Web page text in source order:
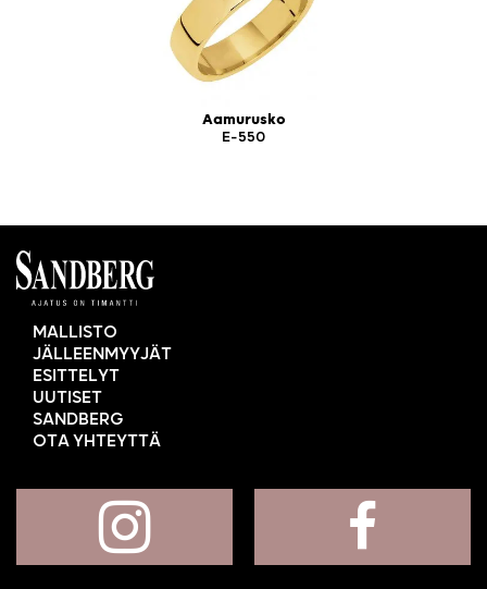
Aamurusko
E-550
MALLISTO
JÄLLEENMYYJÄT
ESITTELYT
UUTISET
SANDBERG
OTA YHTEYTTÄ